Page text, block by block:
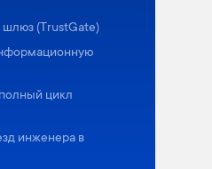
шлюз (TrustGate)
цикл
инженера в